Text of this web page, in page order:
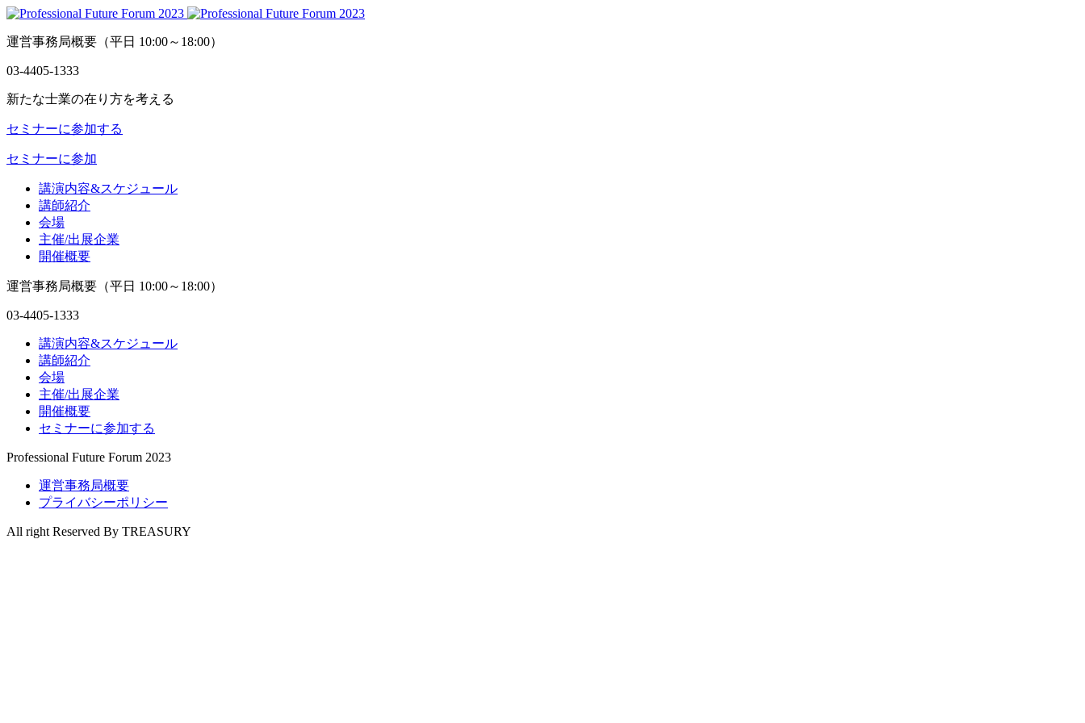
運営事務局概要 （平日 10:00～18:00）
03-4405-1333
新たな士業の在り方を考える
セミナーに参加する
セミナーに参加
講演内容&スケジュール
講師紹介
会場
主催/出展企業
開催概要
運営事務局概要 （平日 10:00～18:00）
03-4405-1333
講演内容&スケジュール
講師紹介
会場
主催/出展企業
開催概要
セミナーに参加する
Professional Future Forum 2023
運営事務局概要
プライバシーポリシー
All right Reserved By TREASURY